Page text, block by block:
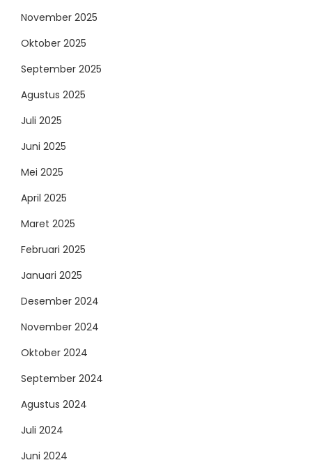
November 2025
Oktober 2025
September 2025
Agustus 2025
Juli 2025
Juni 2025
Mei 2025
April 2025
Maret 2025
Februari 2025
Januari 2025
Desember 2024
November 2024
Oktober 2024
September 2024
Agustus 2024
Juli 2024
Juni 2024